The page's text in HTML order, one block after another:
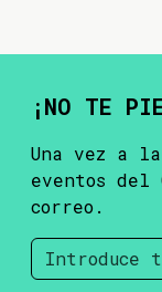
¡NO TE
Una vez a
eventos del
correo.